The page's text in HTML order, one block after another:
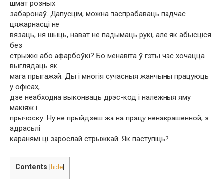
шмат розных
забаронаў. Дапусцім, можна паспрабаваць падчас
цяжарнасці не
вязаць, ня шыць, нават не падымаць рукі, але як абысціся
без
стрыжкі або афарбоўкі? Бо менавіта ў гэты час хочацца
выглядаць як
мага прыгажэй. Ды і многія сучасныя жанчыны працуюць
у офісах,
дзе неабходна выконваць дрэс-код і належныя яму
макіяж і
прычоску. Ну не прыйдзеш жа на працу ненакрашенной, з
адрасьлі
каранямі ці зарослай стрыжкай. Як паступіць?
Contents [hide]